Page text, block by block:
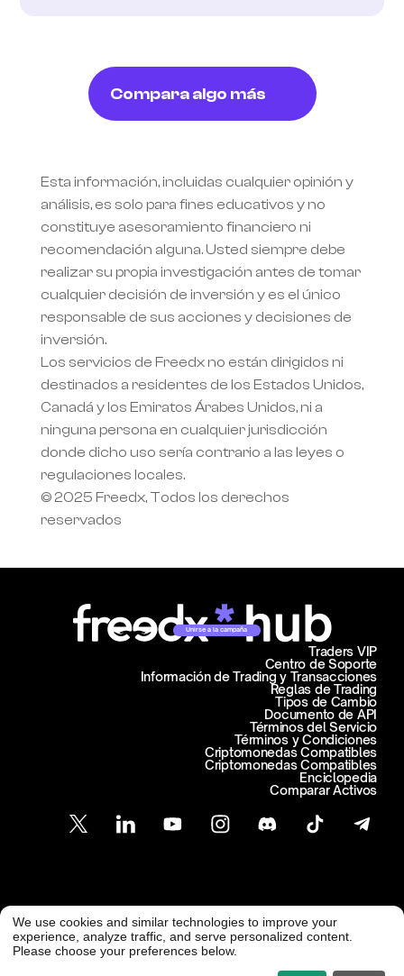
Compara algo más
Esta información, incluidas cualquier opinión y
análisis, es solo para fines educativos y no
constituye asesoramiento financiero ni
recomendación alguna. Usted siempre debe
realizar su propia investigación antes de tomar
cualquier decisión de inversión y es el único
responsable de sus acciones y decisiones de
inversión.
Los servicios de Freedx no están dirigidos ni
destinados a residentes de los Estados Unidos,
Canadá y los Emiratos Árabes Unidos, ni a
ninguna persona en cualquier jurisdicción
donde dicho uso sería contrario a las leyes o
regulaciones locales.
© 2025 Freedx, Todos los derechos
reservados
Unirse a la campaña
Centro de Soporte
Información de Trading y Transacciones
Traders VIP
Reglas de Trading
Tipos de Cambio
Documento de API
Términos del Servicio
Términos y Condiciones
Criptomonedas Compatibles
Criptomonedas Compatibles
Enciclopedia
Comparar Activos
Atención al Cliente
support@freedx.com @ Freedx 2026
We use cookies and similar technologies to improve your
experience, analyze traffic, and serve personalized content.
Please choose your preferences below.